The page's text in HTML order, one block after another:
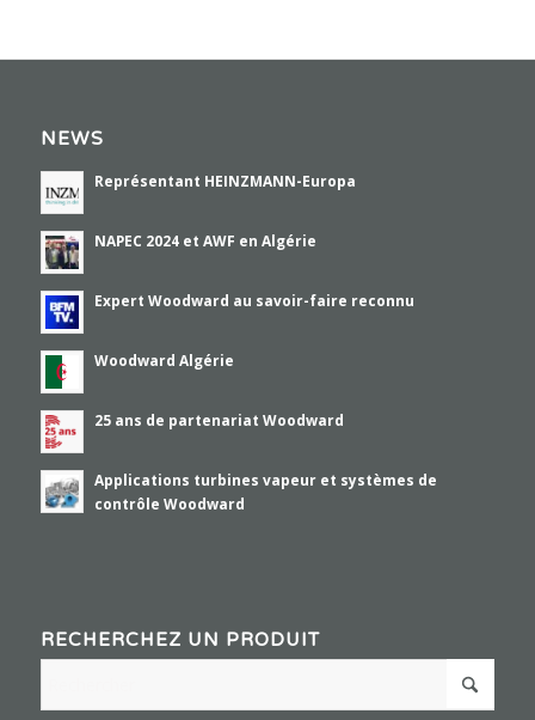
NEWS
Représentant HEINZMANN-Europa
NAPEC 2024 et AWF en Algérie
Expert Woodward au savoir-faire reconnu
Woodward Algérie
25 ans de partenariat Woodward
Applications turbines vapeur et systèmes de
contrôle Woodward
RECHERCHEZ UN PRODUIT